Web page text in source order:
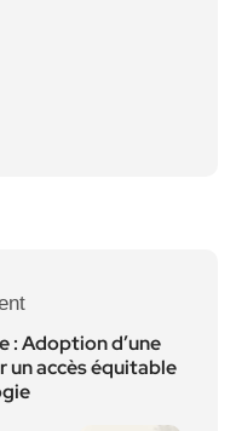
: Adoption d’une
un accès équitable